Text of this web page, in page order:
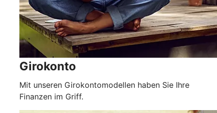
Girokonto
Mit unseren Girokontomodellen haben Sie Ihre
Finanzen im Griff.